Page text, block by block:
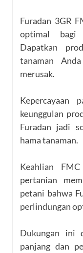
Furadan 3GR
optimal bagi
Dapatkan
tanaman
merusak.
Kepercayaan
keunggulan
Furadan jadi
hama tanaman.
Keahlian
pertanian
petani bahwa
perlindungan
Dukungan ini
panjang dan